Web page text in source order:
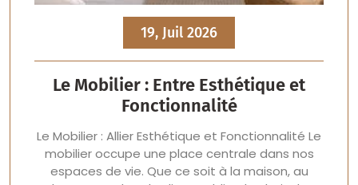
19, Juil 2026
Le Mobilier : Entre Esthétique et
Fonctionnalité
Le Mobilier : Allier Esthétique et Fonctionnalité Le
mobilier occupe une place centrale dans nos
espaces de vie. Que ce soit à la maison, au